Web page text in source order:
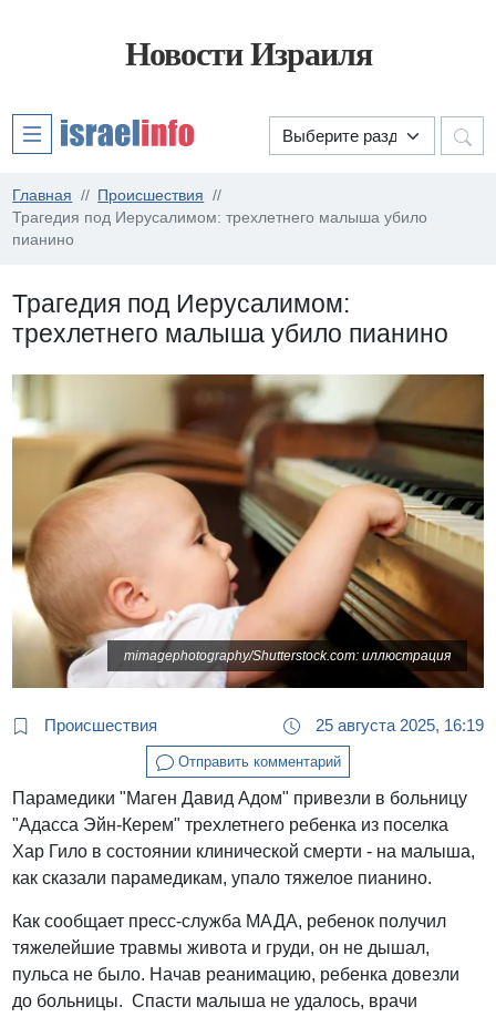
Новости Израиля
Главная
Происшествия
Трагедия под Иерусалимом: трехлетнего малыша убило
пианино
Трагедия под Иерусалимом:
трехлетнего малыша убило пианино
mimagephotography/Shutterstock.com: иллюстрация
Происшествия 25 августа 2025, 16:19
Отправить комментарий
Парамедики "Маген Давид Адом" привезли в больницу
"Адасса Эйн-Керем" трехлетнего ребенка из поселка
Хар Гило в состоянии клинической смерти - на малыша,
как сказали парамедикам, упало тяжелое пианино.
Как сообщает пресс-служба МАДА, ребенок получил
тяжелейшие травмы живота и груди, он не дышал,
пульса не было. Начав реанимацию, ребенка довезли
до больницы. Спасти малыша не удалось, врачи